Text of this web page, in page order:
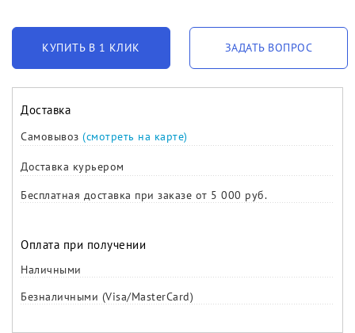
КУПИТЬ В 1 КЛИК ЗАДАТЬ ВОПРОС
Доставка
Самовывоз (смотреть на карте)
Доставка курьером
Бесплатная доставка при заказе от 5 000 руб.
Оплата при получении
Наличными
Безналичными (Visa/MasterCard)